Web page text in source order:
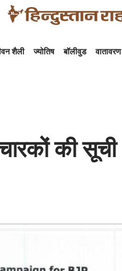
शैली ज्योतिष बॉलीवुड वातावरण
की सूची